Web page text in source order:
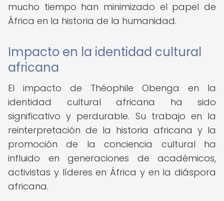
mucho tiempo han minimizado el papel de
África en la historia de la humanidad.
Impacto en la identidad cultural
africana
El impacto de Théophile Obenga en la
identidad cultural africana ha sido
significativo y perdurable. Su trabajo en la
reinterpretación de la historia africana y la
promoción de la conciencia cultural ha
influido en generaciones de académicos,
activistas y líderes en África y en la diáspora
africana.